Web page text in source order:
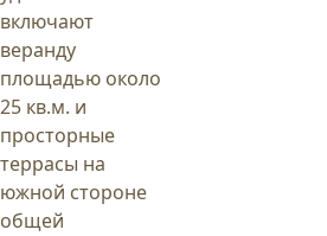
включают
веранду
площадью около
25 кв.м. и
просторные
террасы на
южной стороне
общей